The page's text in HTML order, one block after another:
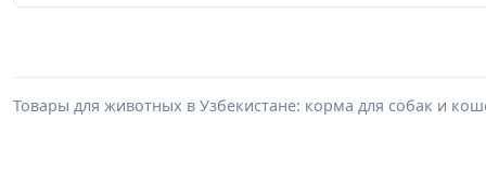
Товары для животных в Узбекистане: корма для собак и